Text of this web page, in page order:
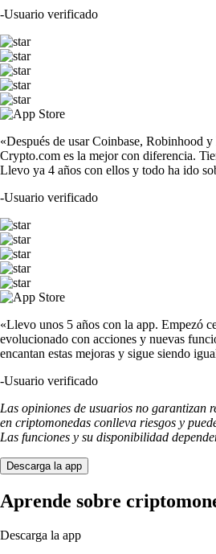
-Usuario verificado
«Después de usar Coinbase, Robinhood
Crypto.com es la mejor con diferencia.
Llevo ya 4 años con ellos y todo ha ido
-Usuario verificado
«Llevo unos 5 años con la app. Empezó
evolucionado con acciones y nuevas
encantan estas mejoras y sigue siendo
-Usuario verificado
Las opiniones de usuarios no garantizan
en criptomonedas conlleva riesgos y
Las funciones y su disponibilidad
Descarga la app
Aprende sobre
Descarga la app